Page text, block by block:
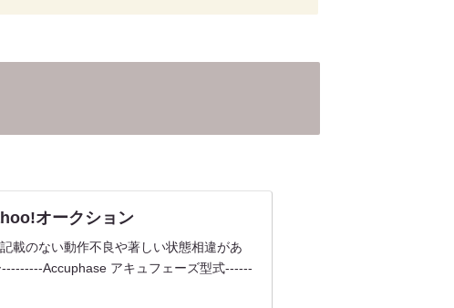
オークション
載のない動作不良や著しい状態相違があ
Accuphase アキュフェーズ型式------